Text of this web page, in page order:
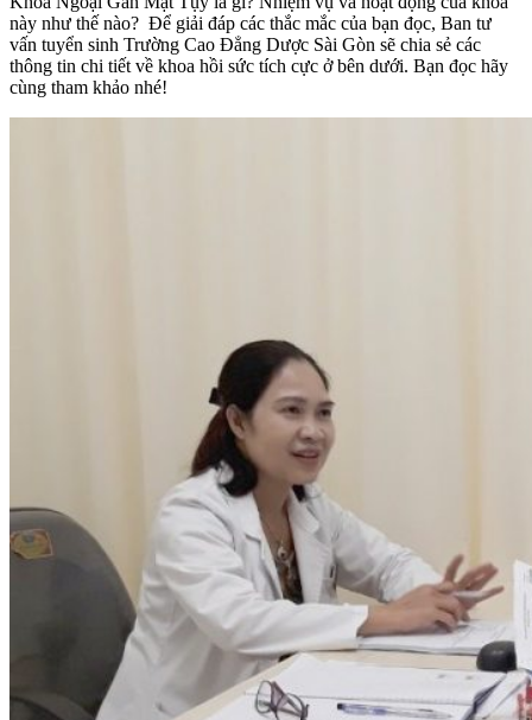
này như thế nào? Để giải đáp các thắc mắc của bạn đọc, Ban tư
vấn tuyển sinh Trường Cao Đẳng Dược Sài Gòn sẽ chia sẻ các
thông tin chi tiết về khoa hồi sức tích cực ở bên dưới. Bạn đọc hãy
cùng tham khảo nhé!